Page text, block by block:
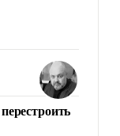
созданию
и
поднимет